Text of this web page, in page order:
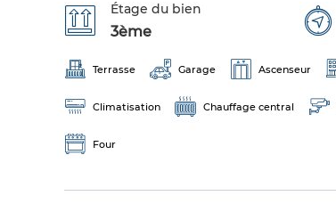
Étage du bien
3ème
Terrasse Garage Ascenseur
Climatisation Chauffage central
Four